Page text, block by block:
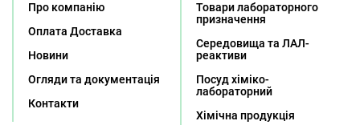
Про компанію
Оплата Доставка
Новини
Огляди та документація
Контакти
Товари лабораторного
призначення
Середовища та ЛАЛ-
реактиви
Посуд хіміко-
лабораторний
Хімічна продукція